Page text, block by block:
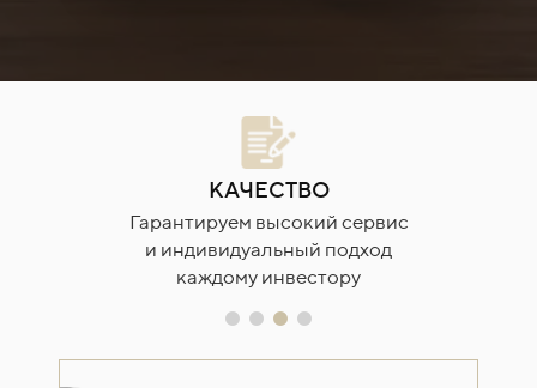
В ВАШЕМ РИТМЕ
Работаем в удобном для вас
режиме и не торопим с
принятием решения